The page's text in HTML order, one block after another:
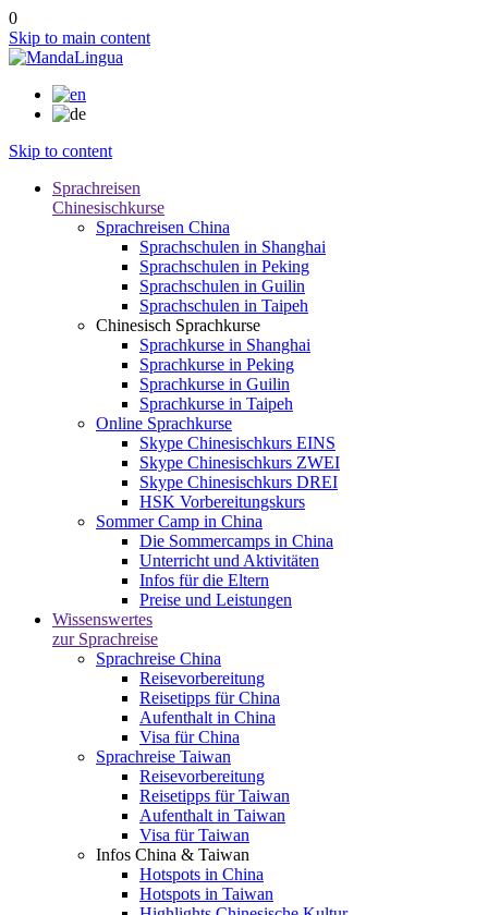
0
Skip to main content
Skip to content
Sprachreisen
Chinesischkurse
Sprachreisen China
Sprachschulen in Shanghai
Sprachschulen in Peking
Sprachschulen in Guilin
Sprachschulen in Taipeh
Chinesisch Sprachkurse
Sprachkurse in Shanghai
Sprachkurse in Peking
Sprachkurse in Guilin
Sprachkurse in Taipeh
Online Sprachkurse
Skype Chinesischkurs EINS
Skype Chinesischkurs ZWEI
Skype Chinesischkurs DREI
HSK Vorbereitungskurs
Sommer Camp in China
Die Sommercamps in China
Unterricht und Aktivitäten
Infos für die Eltern
Preise und Leistungen
Wissenswertes
zur Sprachreise
Sprachreise China
Reisevorbereitung
Reisetipps für China
Aufenthalt in China
Visa für China
Sprachreise Taiwan
Reisevorbereitung
Reisetipps für Taiwan
Aufenthalt in Taiwan
Visa für Taiwan
Infos China & Taiwan
Hotspots in China
Hotspots in Taiwan